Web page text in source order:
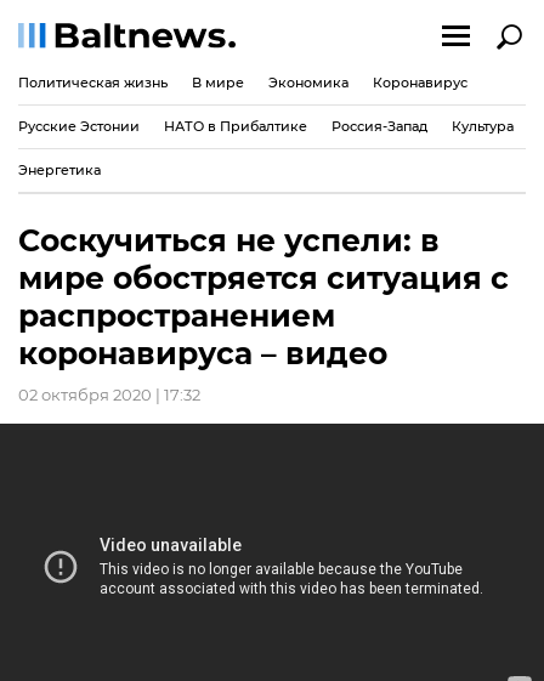
Политическая жизнь В мире Экономика Коронавирус
Русские Эстонии НАТО в Прибалтике Россия-Запад Культура
Энергетика
Соскучиться не успели: в
мире обостряется ситуация с
распространением
коронавируса – видео
02 октября 2020 | 17:32